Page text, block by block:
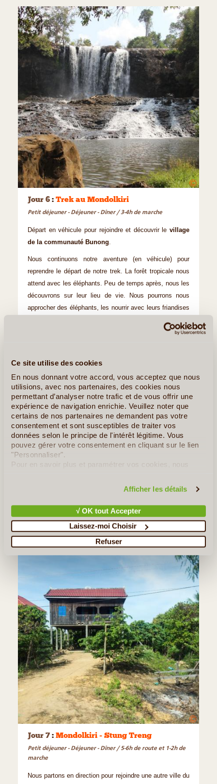
Ce site utilise des cookies
En nous donnant votre accord, vous acceptez que nous
utilisions, avec nos partenaires, des cookies nous
permettant d’analyser notre trafic et de vous offrir une
expérience de navigation enrichie. Veuillez noter que
certains de nos partenaires ne demandent pas votre
consentement et sont susceptibles de traiter vos
données selon le principe de l'intérêt légitime. Vous
pouvez gérer votre consentement en cliquant sur le lien
"Personnaliser".
Pour en savoir plus et paramétrer vos cookies, nous
Afficher les détails
√ OK tout Accepter
Laissez-moi Choisir
Refuser
©
Jour 6 : Trek au Mondolkiri
Petit déjeuner - Déjeuner - Dîner / 3-4h de marche
Départ en véhicule pour rejoindre et découvrir le village
de la communauté Bunong.
Nous continuons notre aventure (en véhicule) pour
reprendre le départ de notre trek. La forêt tropicale nous
attend avec les éléphants. Peu de temps après, nous les
découvrons sur leur lieu de vie. Nous pourrons nous
approcher des éléphants, les nourrir avec leurs friandises
leurs cornacs (éleveur d’éléphants), nous prenons le
Puis, nous retournons vers la cascade. Découverte et
rencontre des Bunongs.
Déjeuner près de la chute d'eau avec plats traditionnels
préparés par les cornacs. Nous pouvons mettre la "main
à la pâte". La cascade nous invite aussi à la baignade.
Nous aiderons les cornacs à arroser leurs éléphants.
Durant l'après-midi nous faisons un trek à travers la forêt
tropicale du Mondolkiri. Nous remercions nos hôtes
Nous traversons rivières, forêts et champs. Puis
©
Jour 7 : Mondolkiri - Stung Treng
Petit déjeuner - Déjeuner - Dîner / 5-6h de route et 1-2h de
marche
Nous partons en direction pour rejoindre une autre ville du